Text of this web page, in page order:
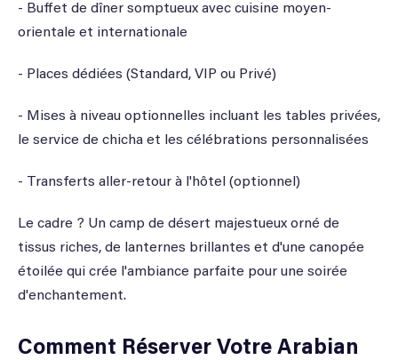
- Buffet de dîner somptueux avec cuisine moyen-
orientale et internationale
- Places dédiées (Standard, VIP ou Privé)
- Mises à niveau optionnelles incluant les tables privées,
le service de chicha et les célébrations personnalisées
- Transferts aller-retour à l'hôtel (optionnel)
Le cadre ? Un camp de désert majestueux orné de
tissus riches, de lanternes brillantes et d'une canopée
étoilée qui crée l'ambiance parfaite pour une soirée
d'enchantement.
Comment Réserver Votre Arabian